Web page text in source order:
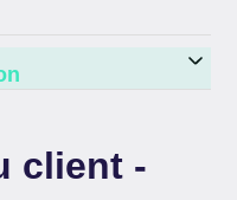
client -